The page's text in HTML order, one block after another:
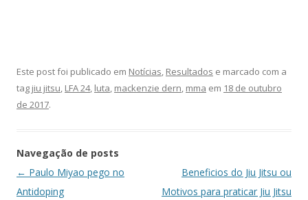
Este post foi publicado em Notícias, Resultados e marcado com a
tag jiu jitsu, LFA 24, luta, mackenzie dern, mma em 18 de outubro
de 2017.
Navegação de posts
← Paulo Miyao pego no
Antidoping
Beneficios do Jiu Jitsu ou
Motivos para praticar Jiu Jitsu